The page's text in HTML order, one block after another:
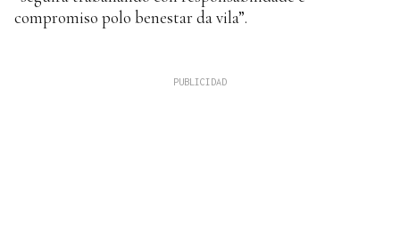
compromiso polo benestar da vila”.